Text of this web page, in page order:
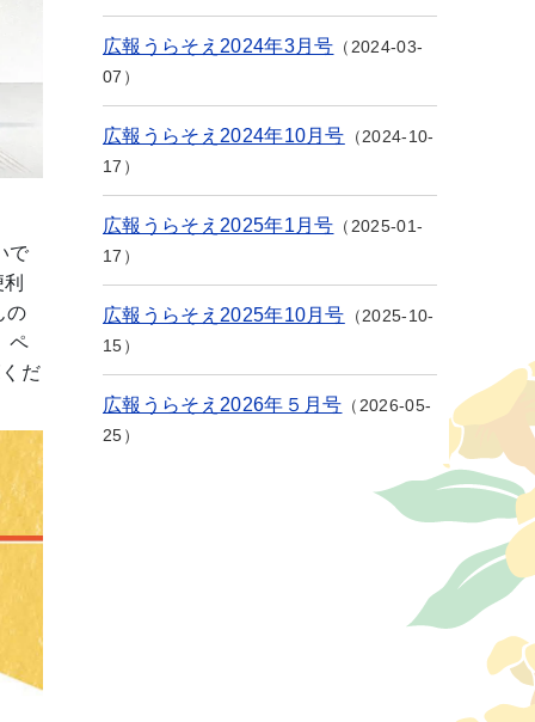
で
の
ペ
だ
広報うらそえ2024年3月号
2024-03-
07
広報うらそえ2024年10月号
2024-10-
17
広報うらそえ2025年1月号
2025-01-
17
広報うらそえ2025年10月号
2025-10-
15
広報うらそえ2026年５月号
2026-05-
25